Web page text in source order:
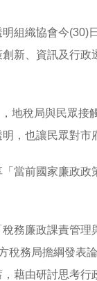
組織協會今
新、資訊及行
稅局與民眾
，也讓民眾對市
前國家廉政
務廉政課責管
務局擔綱發表
藉由研討思考